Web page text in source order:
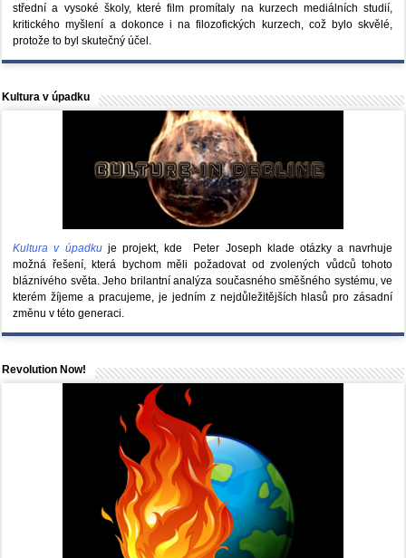
střední a vysoké školy, které film promítaly na kurzech mediálních studií,
kritického myšlení a dokonce i na filozofických kurzech, což bylo skvělé,
protože to byl skutečný účel.
Kultura v úpadku
Kultura v úpadkuje projekt, kde Peter Joseph klade otázky a navrhuje
možná řešení, která bychom měli požadovat od zvolených vůdců tohoto
bláznivého světa. Jeho brilantní analýza současného směšného systému, ve
kterém žíjeme a pracujeme, je jedním z nejdůležitějších hlasů pro zásadní
změnu v této generaci.
Revolution Now!